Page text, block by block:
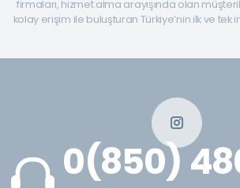
firmaları, hizmet alma arayışında olan
kolay erişim ile buluşturan Türkiye’nin ilk ve
0(850)